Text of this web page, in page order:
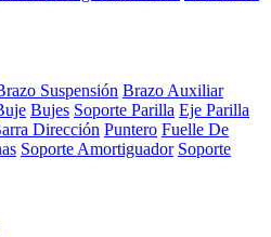
Suspensión Brazo Auxiliar
Bujes Soporte Parilla Eje Parilla
Dirección Puntero Fuelle De
Soporte Amortiguador Soporte